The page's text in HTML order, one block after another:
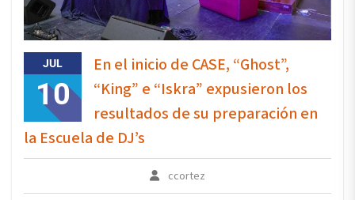
JUL
10
En el inicio de CASE, “Ghost”,
“King” e “Iskra” expusieron los
resultados de su preparación en
la Escuela de DJ’s
ccortez